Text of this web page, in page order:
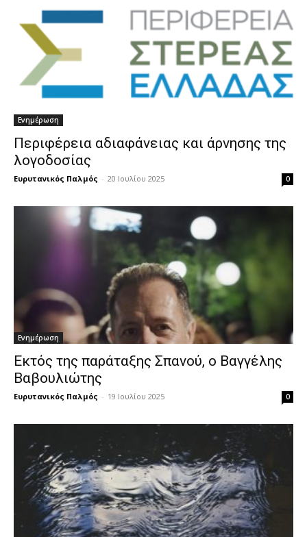
Ενημέρωση
Περιφέρεια αδιαφάνειας και άρνησης της
λογοδοσίας
Ευρυτανικός Παλμός - 20 Ιουλίου 2025 0
Ενημέρωση
Εκτός της παράταξης Σπανού, ο Βαγγέλης
Βαβουλιώτης
Ευρυτανικός Παλμός - 19 Ιουλίου 2025 0